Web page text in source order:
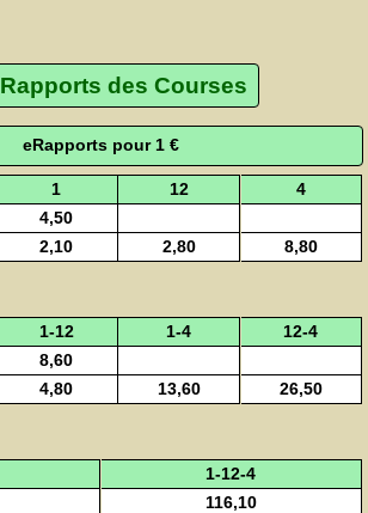
Rapports des Courses
eRapports pour 1 €
1 12
4
4,50
2,10 2,80 8,80
1-12 1-4
12-4
8,60
4,80 13,60 26,50
1-12-4
116,10